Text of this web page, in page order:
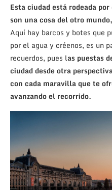
Esta ciudad está rodeada
son una cosa del otro
Aquí hay barcos y botes que
por el agua y créenos, es un
recuerdos, pues las puestas
ciudad desde otra
con cada maravilla que te
avanzando el recorrido.